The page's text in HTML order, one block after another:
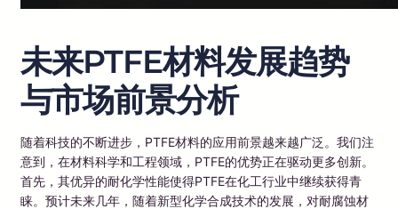
未来PTFE材料发展趋势
与市场前景分析
随着科技的不断进步，PTFE材料的应用前景越来越广泛。我们注
意到，在材料科学和工程领域，PTFE的优势正在驱动更多创新。
首先，其优异的耐化学性能使得PTFE在化工行业中继续获得青
睐。预计未来几年，随着新型化学合成技术的发展，对耐腐蚀材